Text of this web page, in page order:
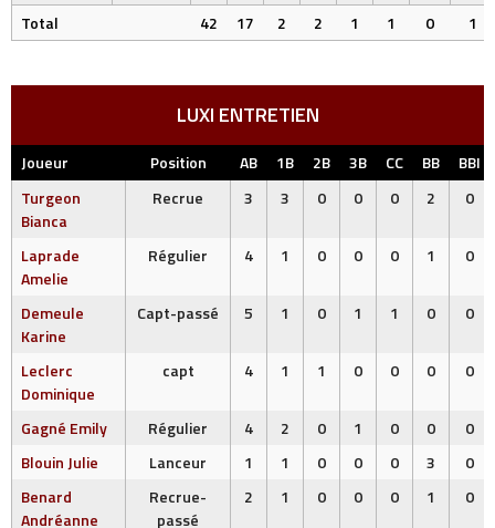
Total 42 17 2 2 1 1 0 1
LUXI ENTRETIEN
Joueur Position AB 1B 2B 3B CC BB
BBI
Turgeon
Bianca
Recrue 3 3 0 0 0 2 0
Laprade
Amelie
Régulier 4 1 0 0 0 1 0
Demeule
Karine
Capt-passé 5 1 0 1 1 0 0
Leclerc
Dominique
capt 4 1 1 0 0 0 0
Gagné Emily Régulier 4 2 0 1 0 0
0
Blouin Julie
Lanceur 1 1 0 0 0 3
0
Benard
Andréanne
Recrue-
passé
2 1 0 0 0 1 0